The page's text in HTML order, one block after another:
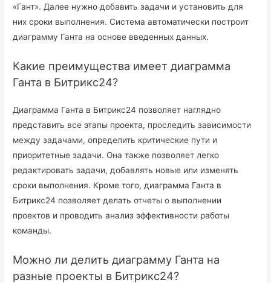
«Гант». Далее нужно добавить задачи и установить для
них сроки выполнения. Система автоматически построит
диаграмму Ганта на основе введенных данных.
Какие преимущества имеет диаграмма
Ганта в Битрикс24?
Диаграмма Ганта в Битрикс24 позволяет наглядно
представить все этапы проекта, проследить зависимости
между задачами, определить критические пути и
приоритетные задачи. Она также позволяет легко
редактировать задачи, добавлять новые или изменять
сроки выполнения. Кроме того, диаграмма Ганта в
Битрикс24 позволяет делать отчеты о выполнении
проектов и проводить анализ эффективности работы
команды.
Можно ли делить диаграмму Ганта на
разные проекты в Битрикс24?